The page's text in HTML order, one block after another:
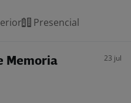
Presencial
Memoria 23 jul